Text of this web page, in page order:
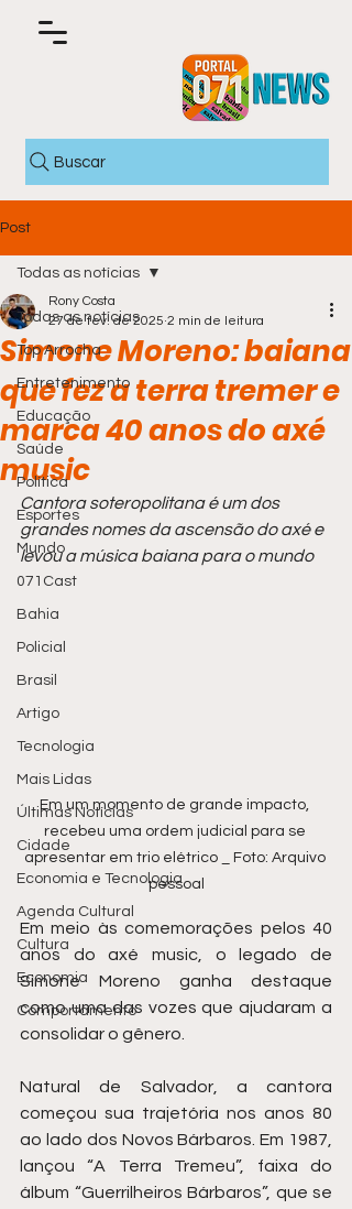
Buscar
Post
Todas as notícias
Top Arrocha
Entretenimento
Educação
Saúde
Política
Esportes
Mundo
071Cast
Bahia
Policial
Brasil
Artigo
Tecnologia
Mais Lidas
Últimas Notícias
Cidade
Economia e Tecnologia
Agenda Cultural
Cultura
Economia
Comportamento
Todas as notícias
Simone Moreno: baiana
que fez a terra tremer e
marca 40 anos do axé
music
Rony Costa
27 de fev. de 2025 2 min de leitura
Cantora soteropolitana é um dos
grandes nomes da ascensão do axé e
levou a música baiana para o mundo
Em um momento de grande impacto,
recebeu uma ordem judicial para se
apresentar em trio elétrico _ Foto: Arquivo
pessoal
Em meio às comemorações pelos 40
anos do axé music, o legado de
Simone Moreno ganha destaque
como uma das vozes que ajudaram a
consolidar o gênero.
Natural de Salvador, a cantora
começou sua trajetória nos anos 80
ao lado dos Novos Bárbaros. Em 1987,
lançou “A Terra Tremeu”, faixa do
álbum “Guerrilheiros Bárbaros”, que se